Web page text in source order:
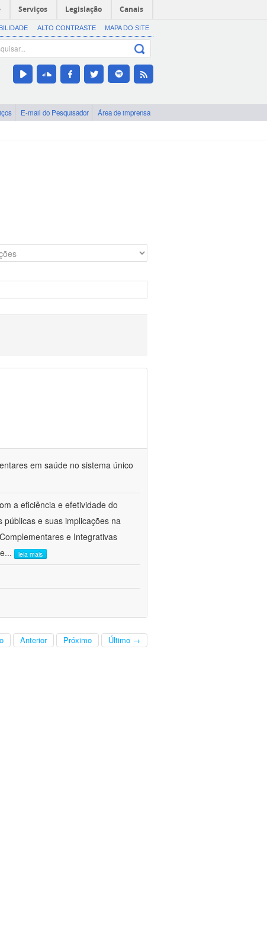
Serviços Legislação Canais
ALTO CONTRASTE MAPA DO SITE
E-mail do Pesquisador Área de imprensa
em saúde no sistema único
a eficiência e efetividade do
e suas implicações na
e Integrativas
... leia mais
Anterior Próximo Último →